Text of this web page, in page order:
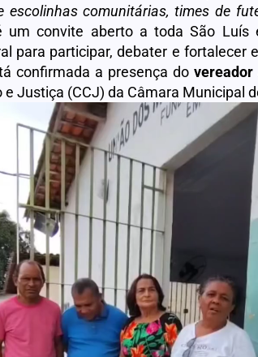
escolinhas comunitárias, times de
um convite aberto a toda São Luís
para participar, debater e fortalecer
confirmada a presença do vereador
Justiça (CCJ) da Câmara Municipal